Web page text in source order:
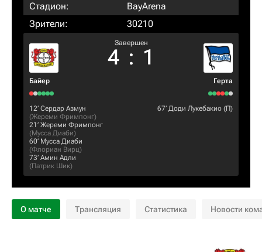
Стадион:
BayArena
Зрители:
30210
Байер
Завершен
4 : 1
Герта
12‎’‎ Сердар Азмун
(Жереми Фримпонг)
21‎’‎ Жереми Фримпонг
(Мусса Диаби)
60‎’‎ Мусса Диаби
(Флориан Вирц)
73‎’‎ Амин Адли
(Патрик Шик)
67‎’‎ Доди Лукебакио (П)
О матче Трансляция Статистика Новости